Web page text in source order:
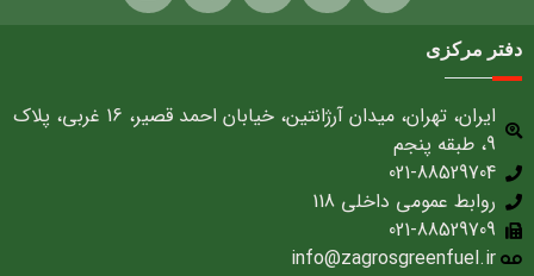
دفتر مرکزی
ایران، تهران، میدان آرژانتین، خیابان احمد قصیر، 16 غربی، پلاک
9، طبقه پنجم
021-88529704
روابط عمومی داخلی 118
021-88529709
info@zagrosgreenfuel.ir​